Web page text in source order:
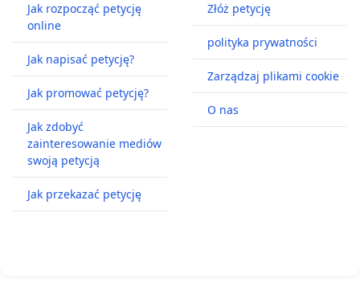
Jak rozpocząć petycję
online
Jak napisać petycję?
Jak promować petycję?
Jak zdobyć
zainteresowanie mediów
swoją petycją
Jak przekazać petycję
Złóż petycję
polityka prywatności
Zarządzaj plikami cookie
O nas